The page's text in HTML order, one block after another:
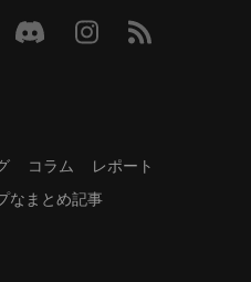
コラム
レポート
なまとめ記事